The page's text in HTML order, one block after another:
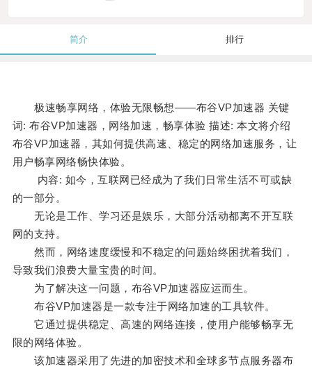
简介 排行
极速畅享网络，体验无限畅想——布谷VP加速器 关键
词: 布谷VP加速器，网络加速，畅享体验 描述: 本文将介绍
布谷VP加速器，其如何提供高速、稳定的网络加速服务，让
用户畅享网络畅快体验。
内容: 如今，互联网已经成为了我们日常生活不可或缺
的一部分。
无论是工作、学习还是娱乐，大部分活动都离不开互联
网的支持。
然而，网络速度缓慢和不稳定的问题始终困扰着我们，
导致我们浪费大量宝贵的时间。
为了解决这一问题，布谷VP加速器应运而生。
布谷VP加速器是一款专注于网络加速的工具软件。
它通过提供稳定、高速的网络连接，使用户能够畅享无
限的网络体验。
该加速器采用了先进的加密技术和全球多节点服务器布